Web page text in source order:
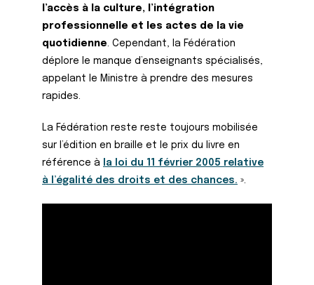
l’accès à la culture, l’intégration
professionnelle et les actes de la vie
quotidienne. Cependant, la Fédération
déplore le manque d’enseignants spécialisés,
appelant le Ministre à prendre des mesures
rapides.
La Fédération reste reste toujours mobilisée
sur l’édition en braille et le prix du livre en
référence à
la loi du 11 février 2005 relative
à l’égalité des droits et des chances. ».